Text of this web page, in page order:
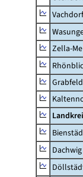
Vachdorf
Zella-
Grabfeld
Dachwig